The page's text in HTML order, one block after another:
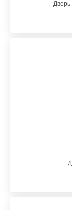
Дверь